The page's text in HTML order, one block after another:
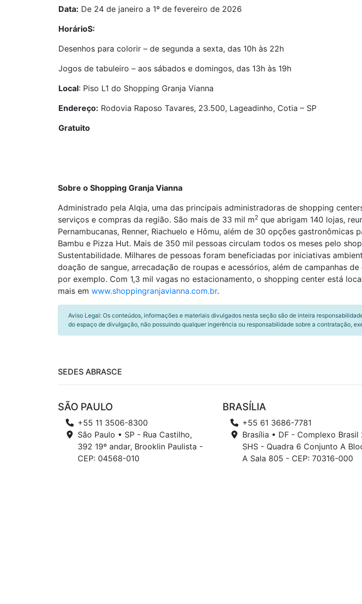
Data: De 24 de janeiro a 1º de fevereiro de 2026
HorárioS:
Desenhos para colorir – de segunda a sexta, das 10h às 22h
Jogos de tabuleiro – aos sábados e domingos, das 13h às 19h
Local: Piso L1 do Shopping Granja Vianna
Endereço: Rodovia Raposo Tavares, 23.500, Lageadinho, Cotia – SP
Gratuito
Sobre o Shopping Granja Vianna
Administrado pela Alqia, uma das principais administradoras de shopping
serviços e compras da região. São mais de 33 mil m2 que abrigam 140 lojas,
Pernambucanas, Renner, Riachuelo e Hōmu, além de 30 opções
Bambu e Pizza Hut. Mais de 350 mil pessoas circulam todos os meses pelo
Sustentabilidade. Milhares de pessoas foram beneficiadas por iniciativas
doação de sangue, arrecadação de roupas e acessórios, além de campanhas
por exemplo. Com 1,3 mil vagas no estacionamento, o shopping center está
mais em www.shoppingranjavianna.com.br.
Aviso Legal: Os conteúdos, informações e materiais divulgados nesta seção são de inteira
do espaço de divulgação, não possuindo qualquer ingerência ou responsabilidade sobre a contratação,
SEDES ABRASCE
SÃO PAULO
+55 11 3506-8300
São Paulo • SP - Rua Castilho,
392 19º andar, Brooklin Paulista -
CEP: 04568-010
BRASÍLIA
+55 61 3686-7781
Brasília • DF - Complexo Brasil
SHS - Quadra 6 Conjunto A
A Sala 805 - CEP: 70316-000